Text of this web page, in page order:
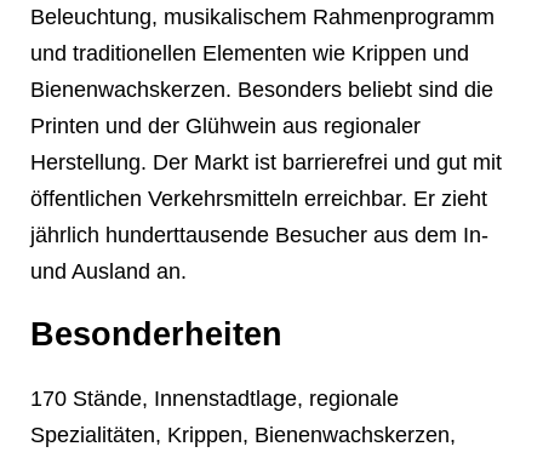
Beleuchtung, musikalischem Rahmenprogramm
und traditionellen Elementen wie Krippen und
Bienenwachskerzen. Besonders beliebt sind die
Printen und der Glühwein aus regionaler
Herstellung. Der Markt ist barrierefrei und gut mit
öffentlichen Verkehrsmitteln erreichbar. Er zieht
jährlich hunderttausende Besucher aus dem In-
und Ausland an.
Besonderheiten
170 Stände, Innenstadtlage, regionale
Spezialitäten, Krippen, Bienenwachskerzen,
❄